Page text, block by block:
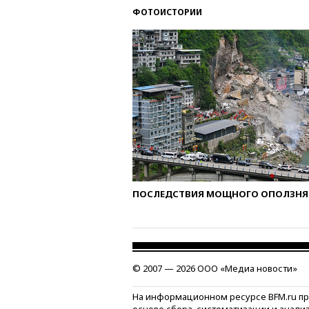
ФОТОИСТОРИИ
ПОСЛЕДСТВИЯ МОЩНОГО ОПОЛЗНЯ
© 2007 — 2026 ООО «Медиа новости»
На информационном ресурсе BFM.ru